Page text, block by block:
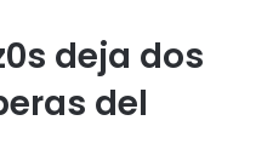
deja dos
del